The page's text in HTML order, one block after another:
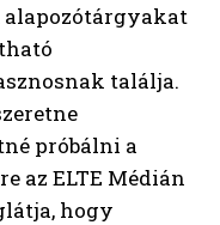
alapozótárgyakat
találja.
próbálni a
az ELTE Médián
hogy